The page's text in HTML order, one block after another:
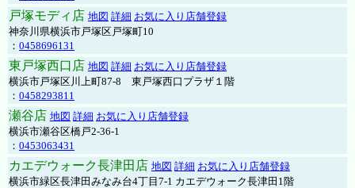
戸塚モディ店 地図 詳細 お気に入り店舗登録
神奈川県横浜市戸塚区戸塚町10
： 0458696131
東戸塚西口店 地図 詳細 お気に入り店舗登録
横浜市戸塚区川上町87-8 東戸塚西口プラザ１階
： 0458293811
瀬谷店 地図 詳細 お気に入り店舗登録
横浜市瀬谷区橋戸2-36-1
： 0453063431
カエデウォーク長津田店 地図 詳細 お気に入り店舗登録
横浜市緑区長津田みなみ台4丁目7-1 カエデウォーク長津田1階